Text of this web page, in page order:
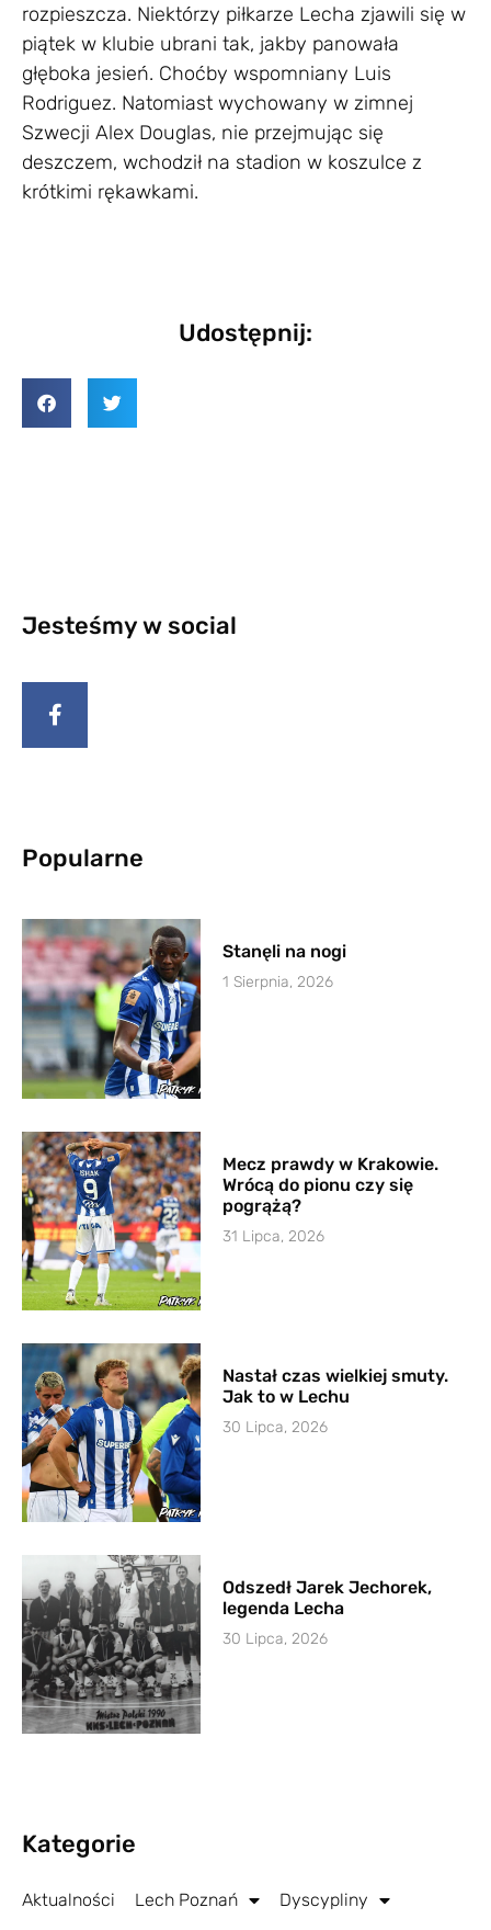
rozpieszcza. Niektórzy piłkarze Lecha zjawili się w
piątek w klubie ubrani tak, jakby panowała
głęboka jesień. Choćby wspomniany Luis
Rodriguez. Natomiast wychowany w zimnej
Szwecji Alex Douglas, nie przejmując się
deszczem, wchodził na stadion w koszulce z
krótkimi rękawkami.
Udostępnij:
Jesteśmy w social
Popularne
Stanęli na nogi
1 Sierpnia, 2026
Mecz prawdy w Krakowie.
Wrócą do pionu czy się
pogrążą?
31 Lipca, 2026
Nastał czas wielkiej smuty.
Jak to w Lechu
30 Lipca, 2026
Odszedł Jarek Jechorek,
legenda Lecha
30 Lipca, 2026
Kategorie
Aktualności Lech Poznań Dyscypliny